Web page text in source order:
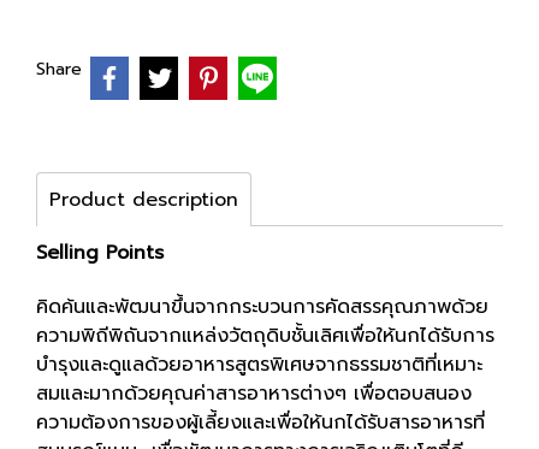
Share
Product description
Selling Points
คิดค้นและพัฒนาขึ้นจากกระบวนการคัดสรรคุณภาพด้วย
ความพิถีพิถันจากแหล่งวัตถุดิบชั้นเลิศเพื่อให้นกได้รับการ
บำรุงและดูแลด้วยอาหารสูตรพิเศษจากธรรมชาติที่เหมาะ
สมและมากด้วยคุณค่าสารอาหารต่างๆ เพื่อตอบสนอง
ความต้องการของผู้เลี้ยงและเพื่อให้นกได้รับสารอาหารที่